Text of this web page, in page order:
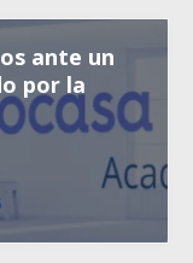
ante un
por la